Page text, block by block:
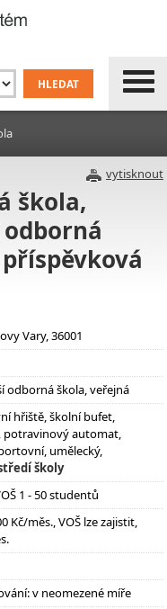
vytisknout
škola,
Vary, 36001
odborná škola, veřejná
hřiště, školní bufet,
potravinový automat,
umělecký,
školy
1 - 50 studentů
Kč/měs., VOŠ lze zajistit,
v neomezené míře